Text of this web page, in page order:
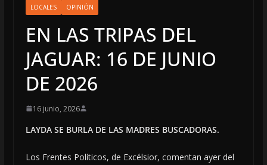
LOCALES OPINIÓN
EN LAS TRIPAS DEL
JAGUAR: 16 DE JUNIO
DE 2026
16 junio, 2026
LAYDA SE BURLA DE LAS MADRES BUSCADORAS.
Los Frentes Políticos, de Excélsior, comentan ayer del